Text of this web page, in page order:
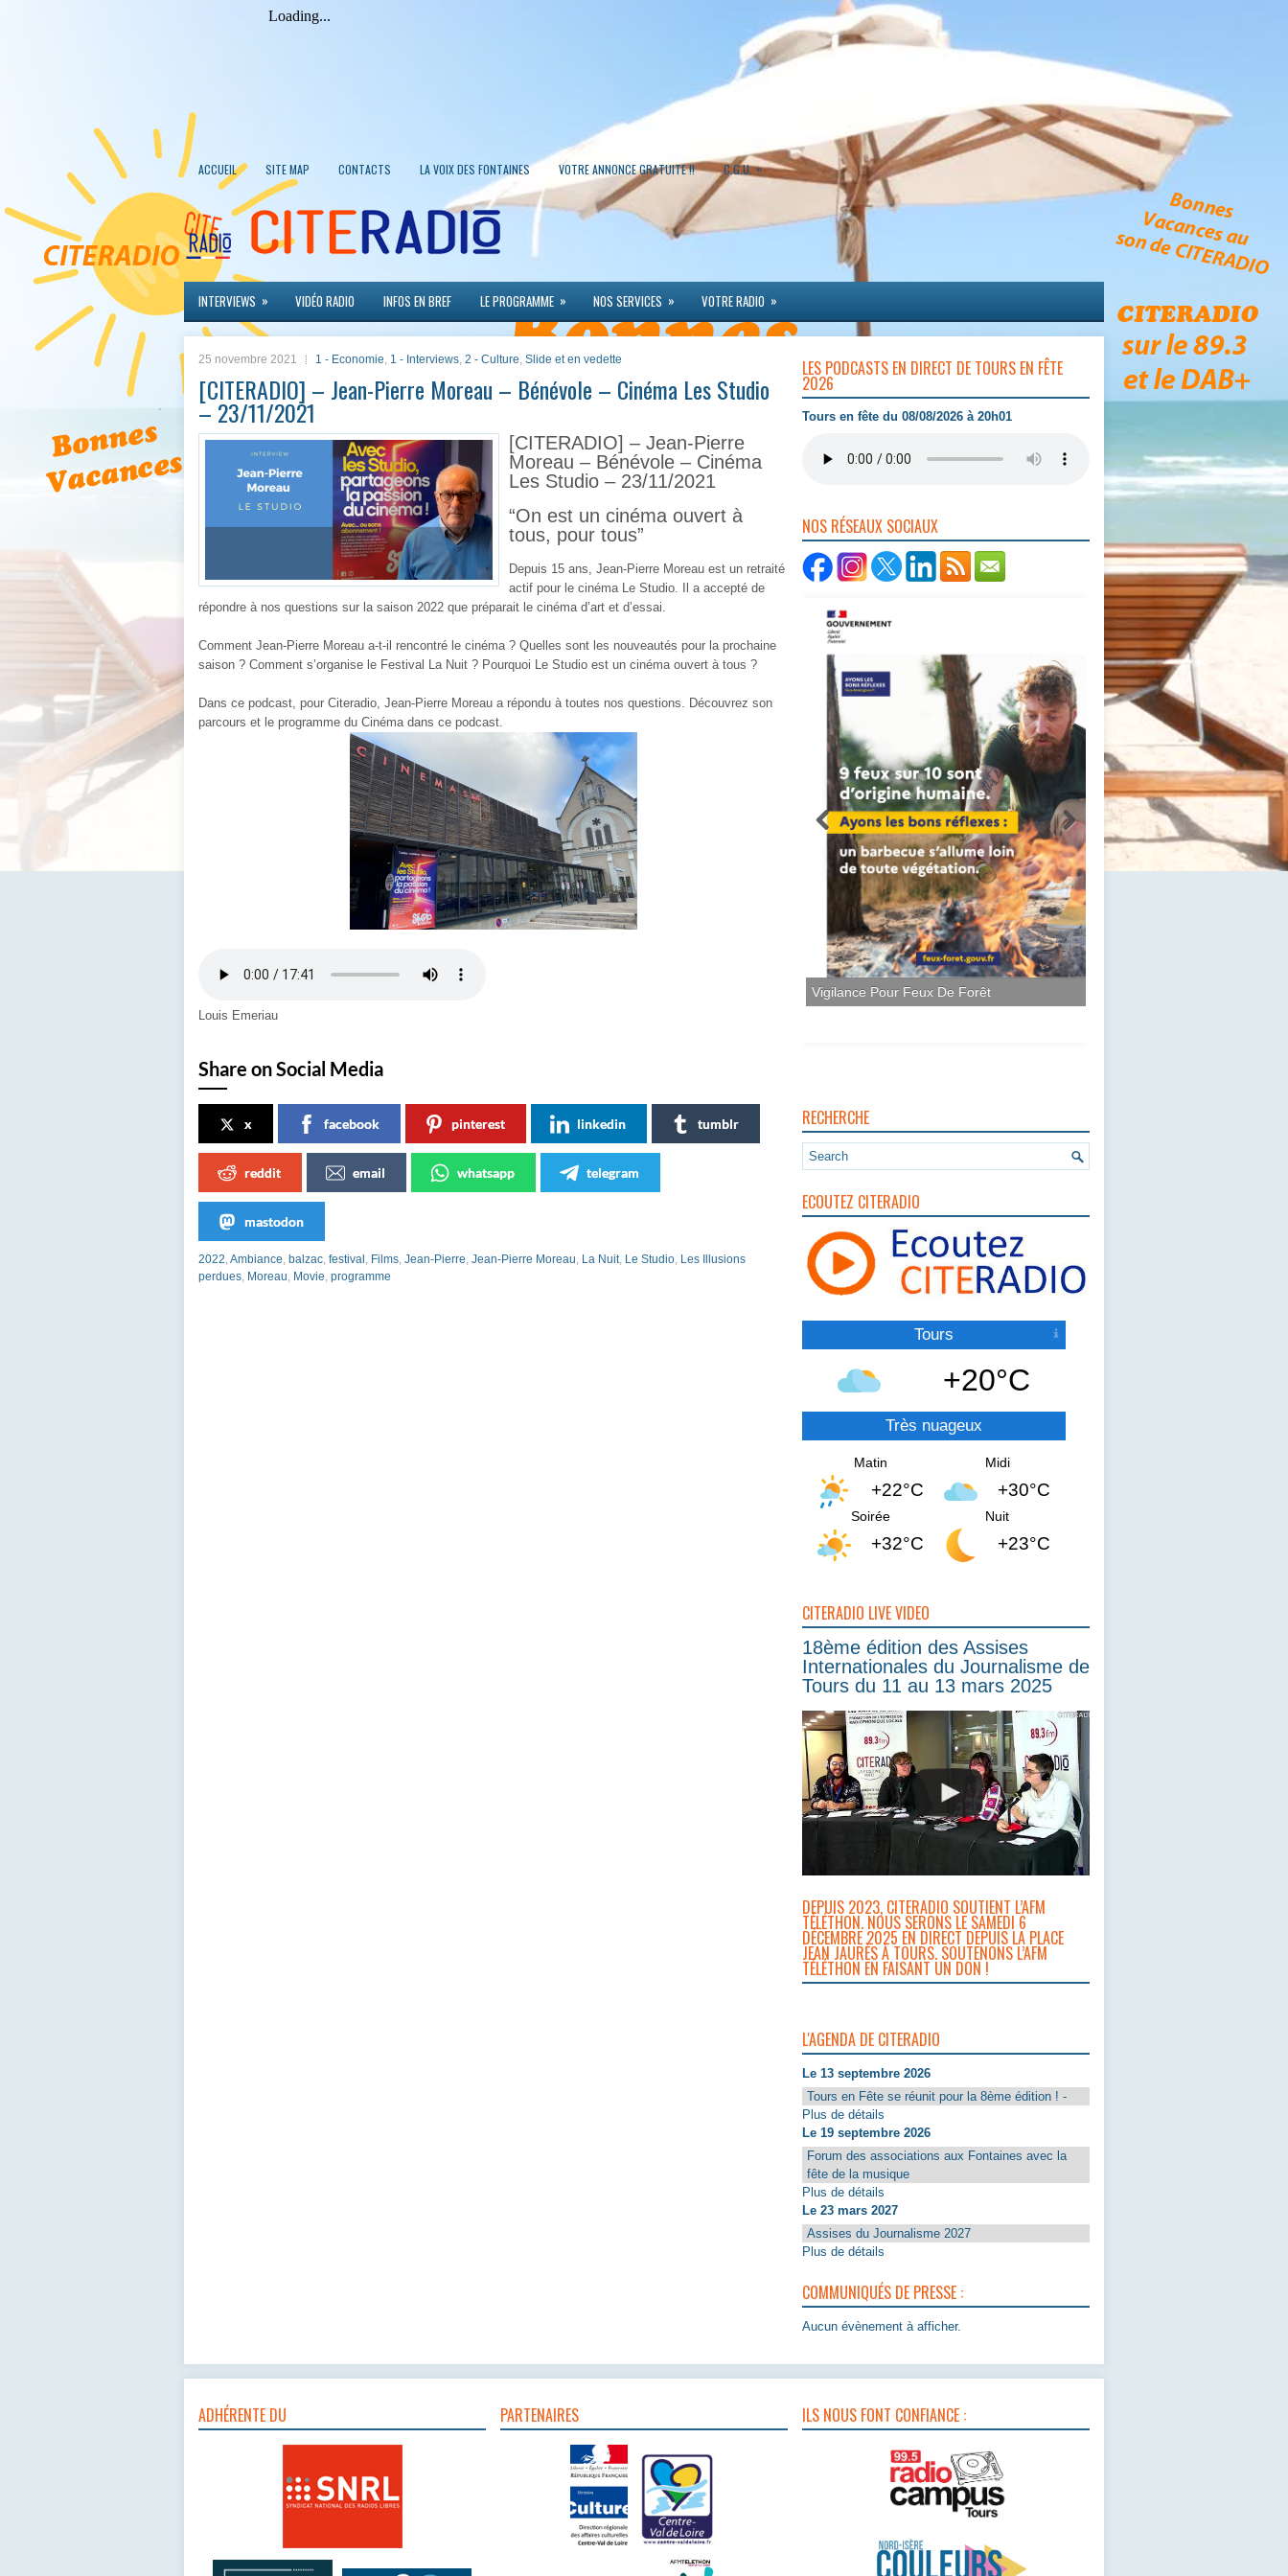
ACCUEIL SITE MAP CONTACTS LA VOIX DES FONTAINES VOTRE ANNONCE GRATUITE !! C.G.U. »
INTERVIEWS » VIDÉO RADIO INFOS EN BREF LE PROGRAMME » NOS SERVICES » VOTRE RADIO »
25 novembre 2021 1 - Economie, 1 - Interviews, 2 - Culture, Slide et en vedette
[CITERADIO] – Jean-Pierre Moreau – Bénévole – Cinéma Les Studio
– 23/11/2021
[CITERADIO] – Jean-Pierre
Moreau – Bénévole – Cinéma
Les Studio – 23/11/2021
“On est un cinéma ouvert à
tous, pour tous”
Depuis 15 ans, Jean-Pierre Moreau est un retraité
actif pour le cinéma Le Studio. Il a accepté de
répondre à nos questions sur la saison 2022 que préparait le cinéma d’art et d’essai.
Comment Jean-Pierre Moreau a-t-il rencontré le cinéma ? Quelles sont les nouveautés pour la prochaine
saison ? Comment s’organise le Festival La Nuit ? Pourquoi Le Studio est un cinéma ouvert à tous ?
Dans ce podcast, pour Citeradio, Jean-Pierre Moreau a répondu à toutes nos questions. Découvrez son
parcours et le programme du Cinéma dans ce podcast.
Louis Emeriau
Share on Social Media
x facebook pinterest linkedin tumblr
reddit email whatsapp telegram
mastodon
2022,Ambiance, balzac, festival , Films, Jean-Pierre, Jean-Pierre Moreau, La Nuit, Le Studio, Les Illusions
perdues, Moreau, Movie, programme
LES PODCASTS EN DIRECT DE TOURS EN FÊTE
2026
Tours en fête du 08/08/2026 à 20h01
NOS RÉSEAUX SOCIAUX
Vigilance Pour Feux De Forêt
RECHERCHE
ECOUTEZ CITERADIO
Tours
+20°C
Très nuageux
Matin
+22°C
Midi
+30°C
Soirée
+32°C
Nuit
+23°C
CITERADIO LIVE VIDEO
18ème édition des Assises
Internationales du Journalisme de
Tours du 11 au 13 mars 2025
DEPUIS 2023, CITERADIO SOUTIENT L’AFM
TÉLÉTHON. NOUS SERONS LE SAMEDI 6
DÉCEMBRE 2025 EN DIRECT DEPUIS LA PLACE
JEAN JAURÈS À TOURS. SOUTENONS L’AFM
TÉLÉTHON EN FAISANT UN DON !
L'AGENDA DE CITERADIO
Le 13 septembre 2026
Tours en Fête se réunit pour la 8ème édition ! -
Plus de détails
Le 19 septembre 2026
Forum des associations aux Fontaines avec la
fête de la musique
Plus de détails
Le 23 mars 2027
Assises du Journalisme 2027
Plus de détails
COMMUNIQUÉS DE PRESSE :
Aucun évènement à afficher.
ADHÉRENTE DU PARTENAIRES ILS NOUS FONT CONFIANCE :